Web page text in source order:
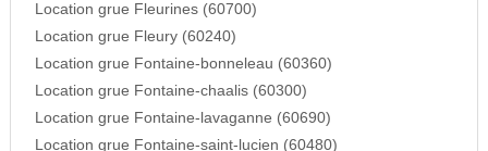
Location grue Fleurines (60700)
Location grue Fleury (60240)
Location grue Fontaine-bonneleau (60360)
Location grue Fontaine-chaalis (60300)
Location grue Fontaine-lavaganne (60690)
Location grue Fontaine-saint-lucien (60480)